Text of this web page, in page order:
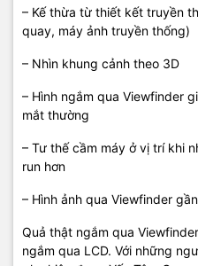
– Kế thừa từ thiết kết truyền
quay, máy ảnh truyền thống)
– Nhìn khung cảnh theo 3D
– Hình ngắm qua Viewfinder
mắt thường
– Tư thế cầm máy ở vị trí khi
run hơn
– Hình ảnh qua Viewfinder
Quả thật ngắm qua
ngắm qua LCD. Với những